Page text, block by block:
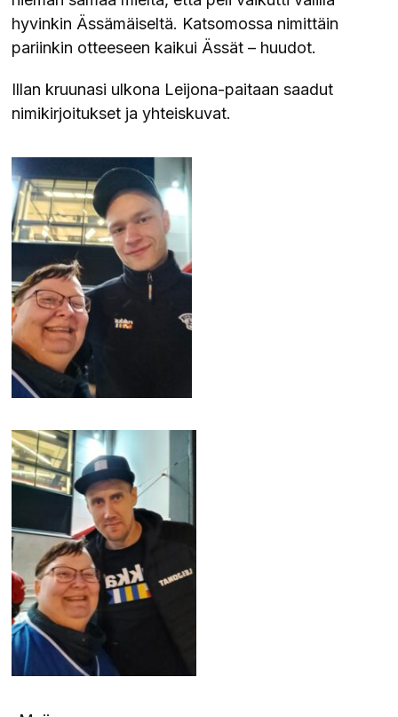
hyvinkin Ässämäiseltä. Katsomossa nimittäin
pariinkin otteeseen kaikui Ässät – huudot.
Illan kruunasi ulkona Leijona-paitaan saadut
nimikirjoitukset ja yhteiskuvat.